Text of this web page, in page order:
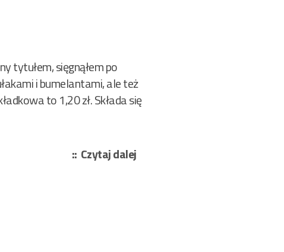
tytułem, sięgnąłem po
i bumelantami, ale też
to 1,20 zł. Składa się
Czytaj dalej„Różni